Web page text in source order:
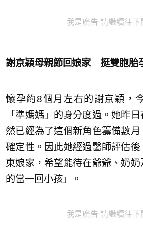
我是廣告 請繼續往下
謝京穎母親節回娘家 挺雙胞胎
懷孕約8個月左右的謝京穎，
「準媽媽」的身分度過。她昨
然已經為了這個新角色籌備數
確定性。因此她經過醫師評估
東娘家，希望能待在爺爺、奶
的當一回小孩」。
我是廣告 請繼續往下